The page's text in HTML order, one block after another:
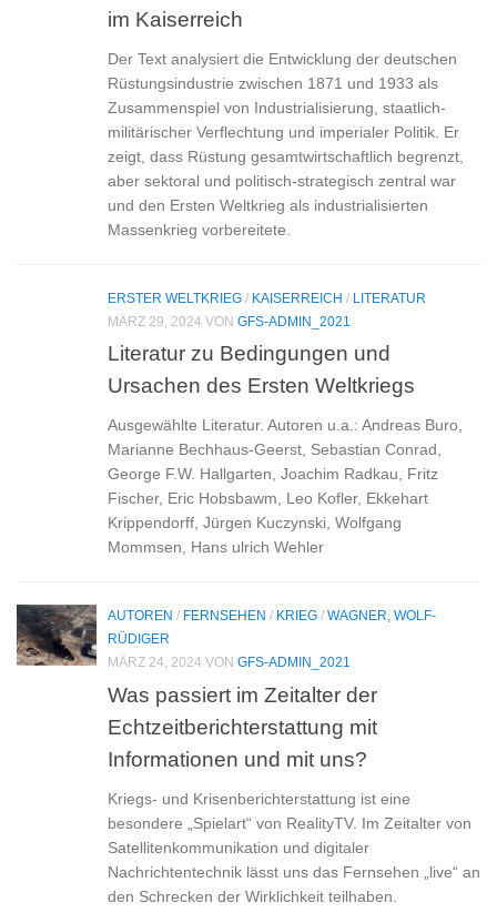
im Kaiserreich
Der Text analysiert die Entwicklung der deutschen
Rüstungsindustrie zwischen 1871 und 1933 als
Zusammenspiel von Industrialisierung, staatlich-
militärischer Verflechtung und imperialer Politik. Er
zeigt, dass Rüstung gesamtwirtschaftlich begrenzt,
aber sektoral und politisch-strategisch zentral war
und den Ersten Weltkrieg als industrialisierten
Massenkrieg vorbereitete.
ERSTER WELTKRIEG / KAISERREICH / LITERATUR
MÄRZ 29, 2024 VON GFS-ADMIN_2021
Literatur zu Bedingungen und
Ursachen des Ersten Weltkriegs
Ausgewählte Literatur. Autoren u.a.: Andreas Buro,
Marianne Bechhaus-Geerst, Sebastian Conrad,
George F.W. Hallgarten, Joachim Radkau, Fritz
Fischer, Eric Hobsbawm, Leo Kofler, Ekkehart
Krippendorff, Jürgen Kuczynski, Wolfgang
Mommsen, Hans ulrich Wehler
AUTOREN / FERNSEHEN / KRIEG / WAGNER, WOLF-
RÜDIGER
MÄRZ 24, 2024 VON GFS-ADMIN_2021
Was passiert im Zeitalter der
Echtzeitberichterstattung mit
Informationen und mit uns?
Kriegs- und Krisenberichterstattung ist eine
besondere „Spielart“ von RealityTV. Im Zeitalter von
Satellitenkommunikation und digitaler
Nachrichtentechnik lässt uns das Fernsehen „live“ an
den Schrecken der Wirklichkeit teilhaben.